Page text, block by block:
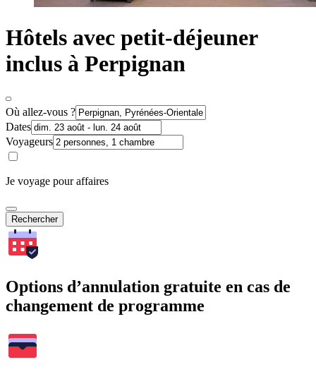
Hôtels avec petit-déjeuner
inclus à Perpignan
Où allez-vous ?
Dates
Voyageurs
Je voyage pour affaires
Rechercher
Options d’annulation gratuite en cas de
changement de programme